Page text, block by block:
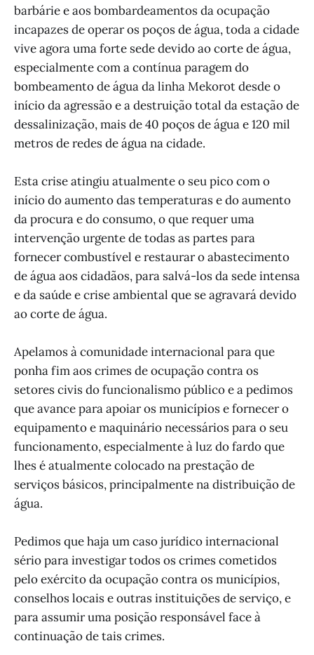
barbárie e aos bombardeamentos da ocupação
incapazes de operar os poços de água, toda a cidade
vive agora uma forte sede devido ao corte de água,
especialmente com a contínua paragem do
bombeamento de água da linha Mekorot desde o
início da agressão e a destruição total da estação de
dessalinização, mais de 40 poços de água e 120 mil
metros de redes de água na cidade.
Esta crise atingiu atualmente o seu pico com o
início do aumento das temperaturas e do aumento
da procura e do consumo, o que requer uma
intervenção urgente de todas as partes para
fornecer combustível e restaurar o abastecimento
de água aos cidadãos, para salvá-los da sede intensa
e da saúde e crise ambiental que se agravará devido
ao corte de água.
Apelamos à comunidade internacional para que
ponha fim aos crimes de ocupação contra os
setores civis do funcionalismo público e a pedimos
que avance para apoiar os municípios e fornecer o
equipamento e maquinário necessários para o seu
funcionamento, especialmente à luz do fardo que
lhes é atualmente colocado na prestação de
serviços básicos, principalmente na distribuição de
água.
Pedimos que haja um caso jurídico internacional
sério para investigar todos os crimes cometidos
pelo exército da ocupação contra os municípios,
conselhos locais e outras instituições de serviço, e
para assumir uma posição responsável face à
continuação de tais crimes.